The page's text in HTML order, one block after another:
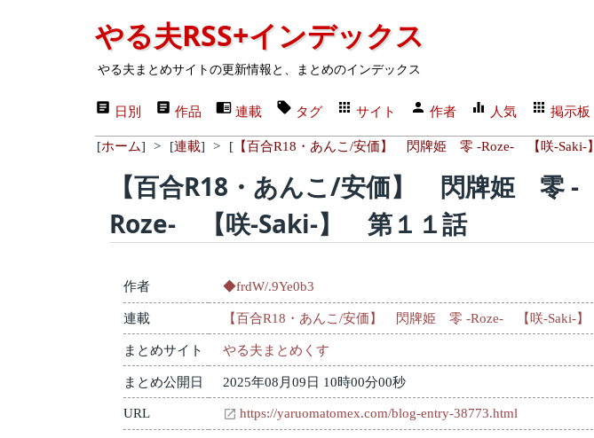
やる夫RSS+インデックス
やる夫まとめサイトの更新情報と、まとめのインデックス
日別 作品 連載 タグ サイト 作者 人気 掲示板
[ホーム] > [連載] > [【百合R18・あんこ/安価】 閃牌姫 零 -Roze- 【咲-Saki-】
【百合R18・あんこ/安価】 閃牌姫 零 -
Roze- 【咲-Saki-】 第１１話
作者 ◆frdW/.9Ye0b3
連載 【百合R18・あんこ/安価】 閃牌姫 零 -Roze- 【咲-Saki-】
まとめサイト やる夫まとめくす
まとめ公開日 2025年08月09日 10時00分00秒
URL https://yaruomatomex.com/blog-entry-38773.html